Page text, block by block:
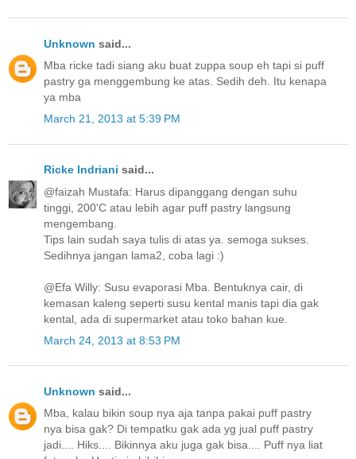
Unknown said...
Mba ricke tadi siang aku buat zuppa soup eh tapi si puff
pastry ga menggembung ke atas. Sedih deh. Itu kenapa
ya mba
March 21, 2013 at 5:39 PM
Ricke Indriani said...
@faizah Mustafa: Harus dipanggang dengan suhu
tinggi, 200'C atau lebih agar puff pastry langsung
mengembang.
Tips lain sudah saya tulis di atas ya. semoga sukses.
Sedihnya jangan lama2, coba lagi :)
@Efa Willy: Susu evaporasi Mba. Bentuknya cair, di
kemasan kaleng seperti susu kental manis tapi dia gak
kental, ada di supermarket atau toko bahan kue.
March 24, 2013 at 8:53 PM
Unknown said...
Mba, kalau bikin soup nya aja tanpa pakai puff pastry
nya bisa gak? Di tempatku gak ada yg jual puff pastry
jadi.... Hiks.... Bikinnya aku juga gak bisa.... Puff nya liat